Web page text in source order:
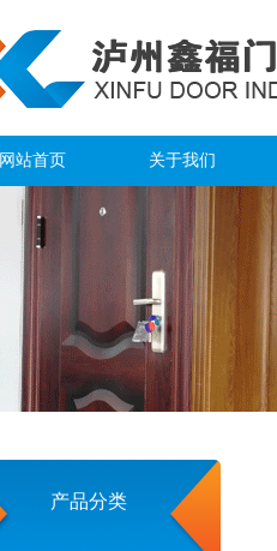
网站首页 关于我们
企业简介
企业文化
资质荣誉
环境展示
企业文化
产品分类